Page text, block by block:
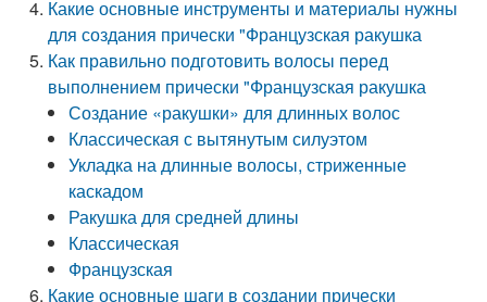
Какие основные инструменты и материалы нужны
для создания прически "Французская ракушка
Как правильно подготовить волосы перед
выполнением прически "Французская ракушка
Создание «ракушки» для длинных волос
Классическая с вытянутым силуэтом
Укладка на длинные волосы, стриженные
каскадом
Ракушка для средней длины
Классическая
Французская
Какие основные шаги в создании прически